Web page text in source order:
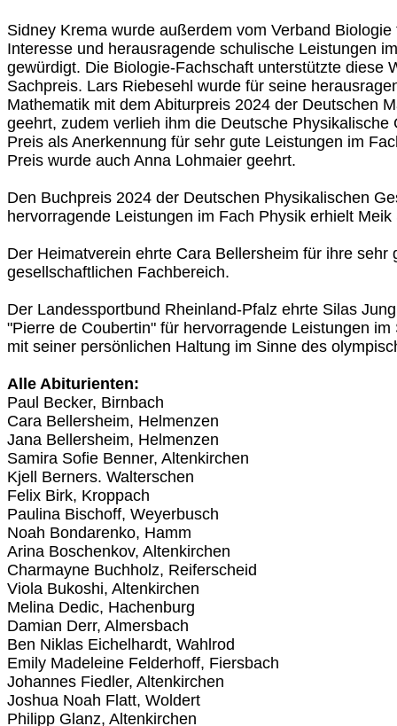
Sidney Krema wurde außerdem vom Verband
Interesse und herausragende schulische Leistungen
gewürdigt. Die Biologie-Fachschaft unterstützte diese
Sachpreis. Lars Riebesehl wurde für seine
Mathematik mit dem Abiturpreis 2024 der Deutschen
geehrt, zudem verlieh ihm die Deutsche Physikalische
Preis als Anerkennung für sehr gute Leistungen im
Preis wurde auch Anna Lohmaier geehrt.
Den Buchpreis 2024 der Deutschen Physikalischen
hervorragende Leistungen im Fach Physik erhielt
Der Heimatverein ehrte Cara Bellersheim für ihre sehr
gesellschaftlichen Fachbereich.
Der Landessportbund Rheinland-Pfalz ehrte Silas
"Pierre de Coubertin" für hervorragende Leistungen
mit seiner persönlichen Haltung im Sinne des
Alle Abiturienten:
Paul Becker, Birnbach
Cara Bellersheim, Helmenzen
Jana Bellersheim, Helmenzen
Samira Sofie Benner, Altenkirchen
Kjell Berners. Walterschen
Felix Birk, Kroppach
Paulina Bischoff, Weyerbusch
Noah Bondarenko, Hamm
Arina Boschenkov, Altenkirchen
Charmayne Buchholz, Reiferscheid
Viola Bukoshi, Altenkirchen
Melina Dedic, Hachenburg
Damian Derr, Almersbach
Ben Niklas Eichelhardt, Wahlrod
Emily Madeleine Felderhoff, Fiersbach
Johannes Fiedler, Altenkirchen
Joshua Noah Flatt, Woldert
Philipp Glanz, Altenkirchen